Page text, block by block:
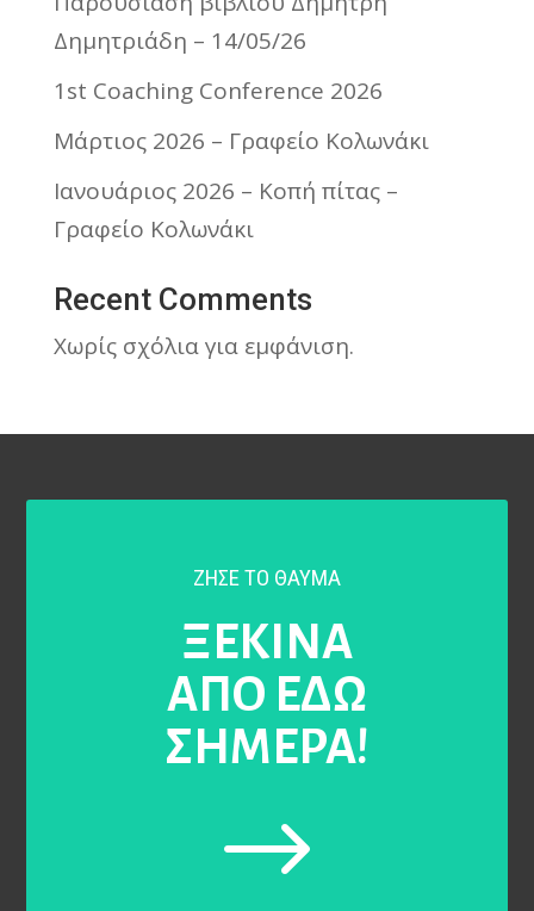
Δημητριάδη – 14/05/26
1st Coaching Conference 2026
Μάρτιος 2026 – Γραφείο Κολωνάκι
Ιανουάριος 2026 – Κοπή πίτας –
Γραφείο Κολωνάκι
Recent Comments
Χωρίς σχόλια για εμφάνιση.
ΖΗΣΕ ΤΟ ΘΑΥΜΑ
ΞΕΚΙΝΑ
ΑΠΟ ΕΔΩ
ΣΗΜΕΡΑ!
$